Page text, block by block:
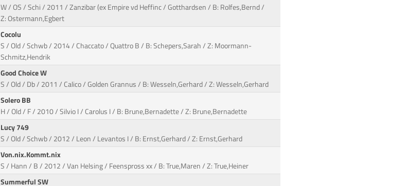
W / OS / Schi / 2011 / Zanzibar (ex Empire vd Heffinc / Gotthardsen / B: Rolfes,Bernd /
Z: Ostermann,Egbert
Cocolu
S / Old / Schwb / 2014 / Chaccato / Quattro B / B: Schepers,Sarah / Z: Moormann-
Schmitz,Hendrik
Good Choice W
S / Old / Db / 2011 / Calico / Golden Grannus / B: Wesseln,Gerhard / Z: Wesseln,Gerhard
Solero BB
H / Old / F / 2010 / Silvio I / Carolus I / B: Brune,Bernadette / Z: Brune,Bernadette
Lucy 749
S / Old / Schwb / 2012 / Leon / Levantos I / B: Ernst,Gerhard / Z: Ernst,Gerhard
Von.nix.Kommt.nix
S / Hann / B / 2012 / Van Helsing / Feenspross xx / B: True,Maren / Z: True,Heiner
Summerful SW